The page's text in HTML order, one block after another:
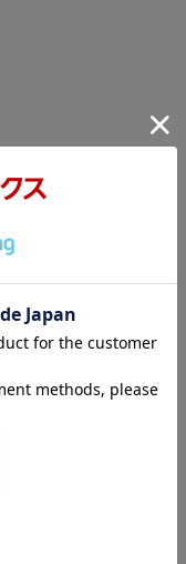
ィズニーの名曲が16
す。ピアノ伴奏CDも
、結婚式やパーティ
ルの響きをお楽しみ
のを編集して収録し
せん。
ニー・ハッピー・デ
で〜【ピアノ伴奏CD
。「ジッパ・ディ・
ィズニーの名曲が16
す。ピアノ伴奏CDも
、結婚式やパーティ
ルの響きをお楽しみ
のを編集して収録し
せん。